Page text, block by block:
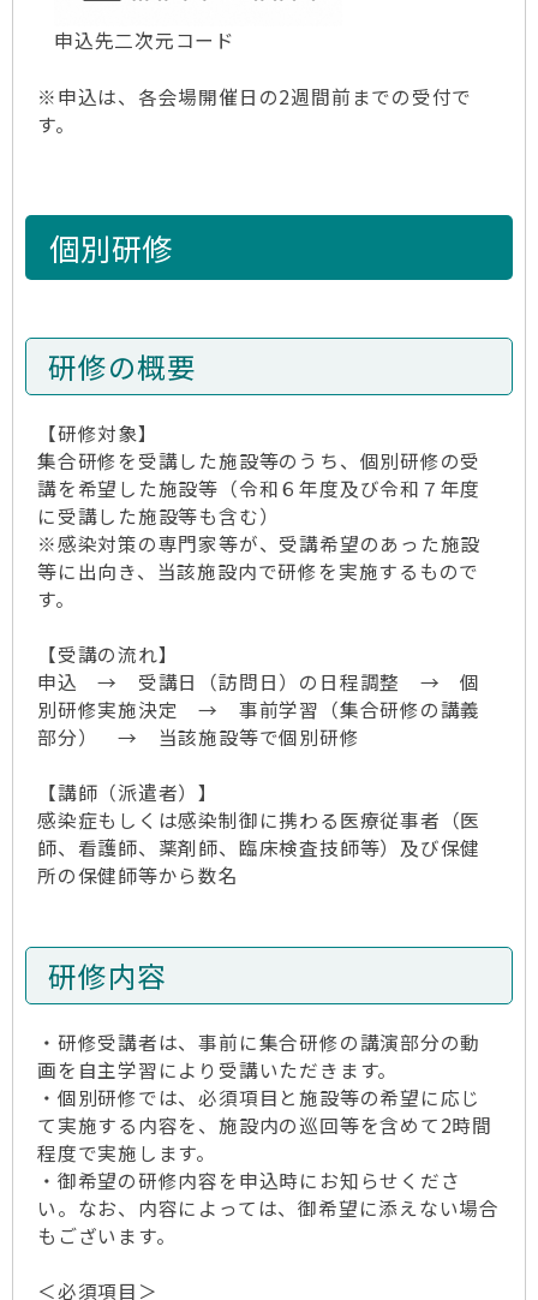
申込先二次元コード
※申込は、各会場開催日の2週間前までの受付で
す。
個別研修
研修の概要
【研修対象】
集合研修を受講した施設等のうち、個別研修の受
講を希望した施設等（令和６年度及び令和７年度
に受講した施設等も含む）
※感染対策の専門家等が、受講希望のあった施設
等に出向き、当該施設内で研修を実施するもので
す。
【受講の流れ】
申込 → 受講日（訪問日）の日程調整 → 個
別研修実施決定 → 事前学習（集合研修の講義
部分） → 当該施設等で個別研修
【講師（派遣者）】
感染症もしくは感染制御に携わる医療従事者（医
師、看護師、薬剤師、臨床検査技師等）及び保健
所の保健師等から数名
研修内容
・研修受講者は、事前に集合研修の講演部分の動
画を自主学習により受講いただきます。
・個別研修では、必須項目と施設等の希望に応じ
て実施する内容を、施設内の巡回等を含めて2時間
程度で実施します。
・御希望の研修内容を申込時にお知らせくださ
い。なお、内容によっては、御希望に添えない場合
もございます。
＜必須項目＞